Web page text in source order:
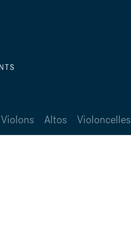
Violons Altos Violoncelles